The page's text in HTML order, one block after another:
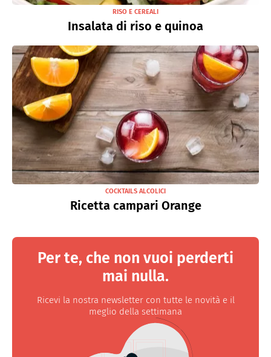
RISO E CEREALI
Insalata di riso e quinoa
COCKTAILS ALCOLICI
Ricetta campari Orange
Per te, che non vuoi perderti
mai nulla.
Ricevi la nostra newsletter con tutte le novità e il
meglio della settimana